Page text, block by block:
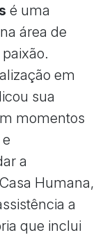
é uma
área de
em
sua
momentos
a
Humana,
a
que inclui